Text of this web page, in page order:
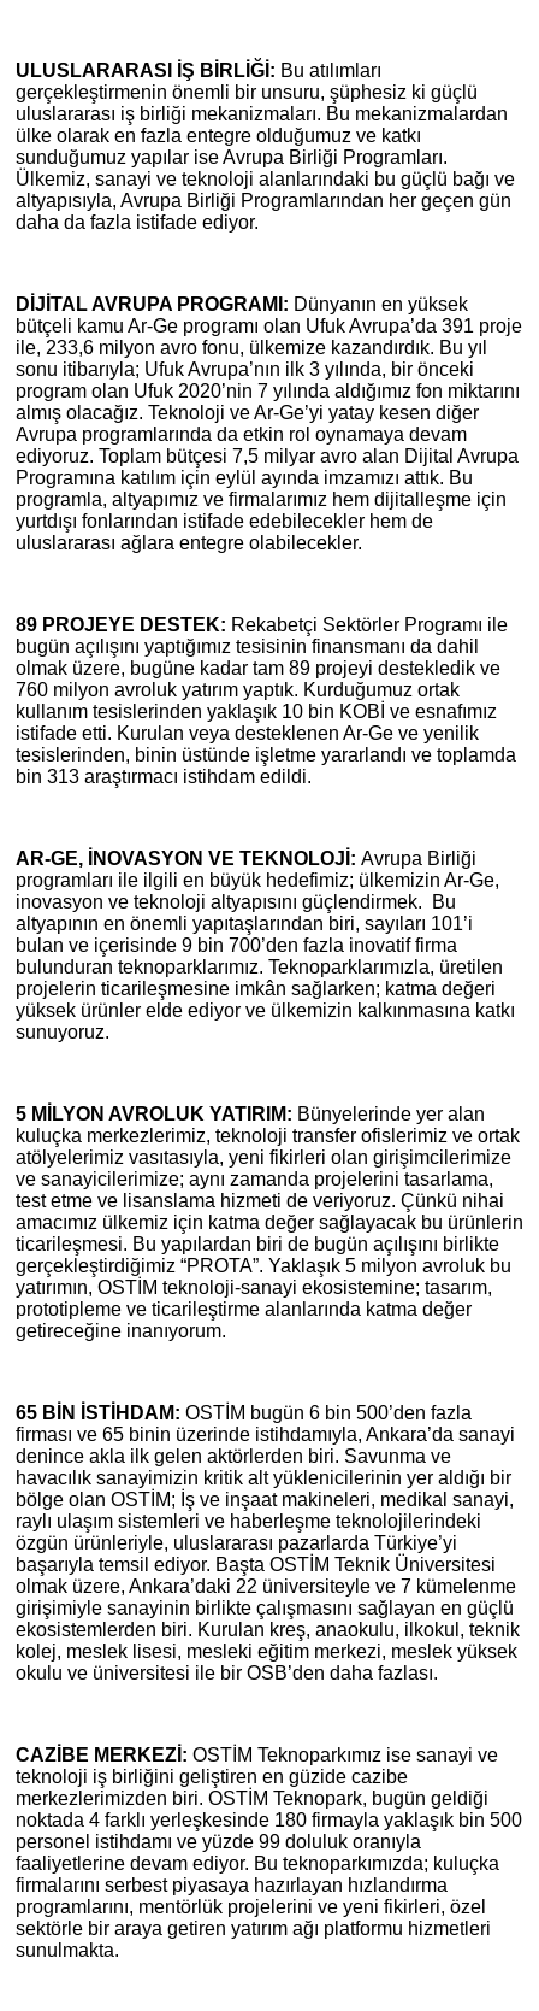
ULUSLARARASI İŞ BİRLİĞİ: Bu atılımları
gerçekleştirmenin önemli bir unsuru, şüphesiz ki güçlü
uluslararası iş birliği mekanizmaları. Bu mekanizmalardan
ülke olarak en fazla entegre olduğumuz ve katkı
sunduğumuz yapılar ise Avrupa Birliği Programları.
Ülkemiz, sanayi ve teknoloji alanlarındaki bu güçlü bağı ve
altyapısıyla, Avrupa Birliği Programlarından her geçen gün
daha da fazla istifade ediyor.
DİJİTAL AVRUPA PROGRAMI: Dünyanın en yüksek
bütçeli kamu Ar-Ge programı olan Ufuk Avrupa’da 391 proje
ile, 233,6 milyon avro fonu, ülkemize kazandırdık. Bu yıl
sonu itibarıyla; Ufuk Avrupa’nın ilk 3 yılında, bir önceki
program olan Ufuk 2020’nin 7 yılında aldığımız fon miktarını
almış olacağız. Teknoloji ve Ar-Ge’yi yatay kesen diğer
Avrupa programlarında da etkin rol oynamaya devam
ediyoruz. Toplam bütçesi 7,5 milyar avro alan Dijital Avrupa
Programına katılım için eylül ayında imzamızı attık. Bu
programla, altyapımız ve firmalarımız hem dijitalleşme için
yurtdışı fonlarından istifade edebilecekler hem de
uluslararası ağlara entegre olabilecekler.
89 PROJEYE DESTEK: Rekabetçi Sektörler Programı ile
bugün açılışını yaptığımız tesisinin finansmanı da dahil
olmak üzere, bugüne kadar tam 89 projeyi destekledik ve
760 milyon avroluk yatırım yaptık. Kurduğumuz ortak
kullanım tesislerinden yaklaşık 10 bin KOBİ ve esnafımız
istifade etti. Kurulan veya desteklenen Ar-Ge ve yenilik
tesislerinden, binin üstünde işletme yararlandı ve toplamda
bin 313 araştırmacı istihdam edildi.
AR-GE, İNOVASYON VE TEKNOLOJİ: Avrupa Birliği
programları ile ilgili en büyük hedefimiz; ülkemizin Ar-Ge,
inovasyon ve teknoloji altyapısını güçlendirmek. Bu
altyapının en önemli yapıtaşlarından biri, sayıları 101’i
bulan ve içerisinde 9 bin 700’den fazla inovatif firma
bulunduran teknoparklarımız. Teknoparklarımızla, üretilen
projelerin ticarileşmesine imkân sağlarken; katma değeri
yüksek ürünler elde ediyor ve ülkemizin kalkınmasına katkı
sunuyoruz.
5 MİLYON AVROLUK YATIRIM: Bünyelerinde yer alan
kuluçka merkezlerimiz, teknoloji transfer ofislerimiz ve ortak
atölyelerimiz vasıtasıyla, yeni fikirleri olan girişimcilerimize
ve sanayicilerimize; aynı zamanda projelerini tasarlama,
test etme ve lisanslama hizmeti de veriyoruz. Çünkü nihai
amacımız ülkemiz için katma değer sağlayacak bu ürünlerin
ticarileşmesi. Bu yapılardan biri de bugün açılışını birlikte
gerçekleştirdiğimiz “PROTA”. Yaklaşık 5 milyon avroluk bu
yatırımın, OSTİM teknoloji-sanayi ekosistemine; tasarım,
prototipleme ve ticarileştirme alanlarında katma değer
getireceğine inanıyorum.
65 BİN İSTİHDAM: OSTİM bugün 6 bin 500’den fazla
firması ve 65 binin üzerinde istihdamıyla, Ankara’da sanayi
denince akla ilk gelen aktörlerden biri. Savunma ve
havacılık sanayimizin kritik alt yüklenicilerinin yer aldığı bir
bölge olan OSTİM; İş ve inşaat makineleri, medikal sanayi,
raylı ulaşım sistemleri ve haberleşme teknolojilerindeki
özgün ürünleriyle, uluslararası pazarlarda Türkiye’yi
başarıyla temsil ediyor. Başta OSTİM Teknik Üniversitesi
olmak üzere, Ankara’daki 22 üniversiteyle ve 7 kümelenme
girişimiyle sanayinin birlikte çalışmasını sağlayan en güçlü
ekosistemlerden biri. Kurulan kreş, anaokulu, ilkokul, teknik
kolej, meslek lisesi, mesleki eğitim merkezi, meslek yüksek
okulu ve üniversitesi ile bir OSB’den daha fazlası.
CAZİBE MERKEZİ: OSTİM Teknoparkımız ise sanayi ve
teknoloji iş birliğini geliştiren en güzide cazibe
merkezlerimizden biri. OSTİM Teknopark, bugün geldiği
noktada 4 farklı yerleşkesinde 180 firmayla yaklaşık bin 500
personel istihdamı ve yüzde 99 doluluk oranıyla
faaliyetlerine devam ediyor. Bu teknoparkımızda; kuluçka
firmalarını serbest piyasaya hazırlayan hızlandırma
programlarını, mentörlük projelerini ve yeni fikirleri, özel
sektörle bir araya getiren yatırım ağı platformu hizmetleri
sunulmakta.